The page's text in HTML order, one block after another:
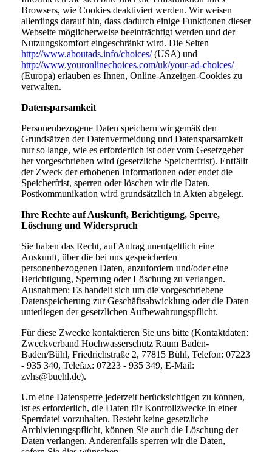
Browsers, wie Cookies deaktiviert werden. Wir weisen
allerdings darauf hin, dass dadurch einige Funktionen dieser
Webseite möglicherweise beeinträchtigt werden und der
Nutzungskomfort eingeschränkt wird. Die Seiten
http://www.aboutads.info/choices/(USA) und
http://www.youronlinechoices.com/uk/your-ad-choices/
(Europa) erlauben es Ihnen, Online-Anzeigen-Cookies zu
verwalten.
Datensparsamkeit
Personenbezogene Daten speichern wir gemäß den
Grundsätzen der Datenvermeidung und Datensparsamkeit
nur so lange, wie es erforderlich ist oder vom Gesetzgeber
her vorgeschrieben wird (gesetzliche Speicherfrist). Entfällt
der Zweck der erhobenen Informationen oder endet die
Speicherfrist, sperren oder löschen wir die Daten.
Postkommunikation wird grundsätzlich in Akten abgelegt.
Ihre Rechte auf Auskunft, Berichtigung, Sperre,
Löschung und Widerspruch
Sie haben das Recht, auf Antrag unentgeltlich eine
Auskunft, über die bei uns gespeicherten
personenbezogenen Daten, anzufordern und/oder eine
Berichtigung, Sperrung oder Löschung zu verlangen.
Ausnahmen: Es handelt sich um die vorgeschriebene
Datenspeicherung zur Geschäftsabwicklung oder die Daten
unterliegen der gesetzlichen Aufbewahrungspflicht.
Für diese Zwecke kontaktieren Sie uns bitte (Kontaktdaten:
Zweckverband Hochwasserschutz Raum Baden-
Baden/Bühl, Friedrichstraße 2, 77815 Bühl, Telefon: 07223
- 935 340, Telefax: 07223 - 935 349, E-Mail:
zvhs@buehl.de).
Um eine Datensperre jederzeit berücksichtigen zu können,
ist es erforderlich, die Daten für Kontrollzwecke in einer
Sperrdatei vorzuhalten. Besteht keine gesetzliche
Archivierungspflicht, können Sie auch die Löschung der
Daten verlangen. Anderenfalls sperren wir die Daten,